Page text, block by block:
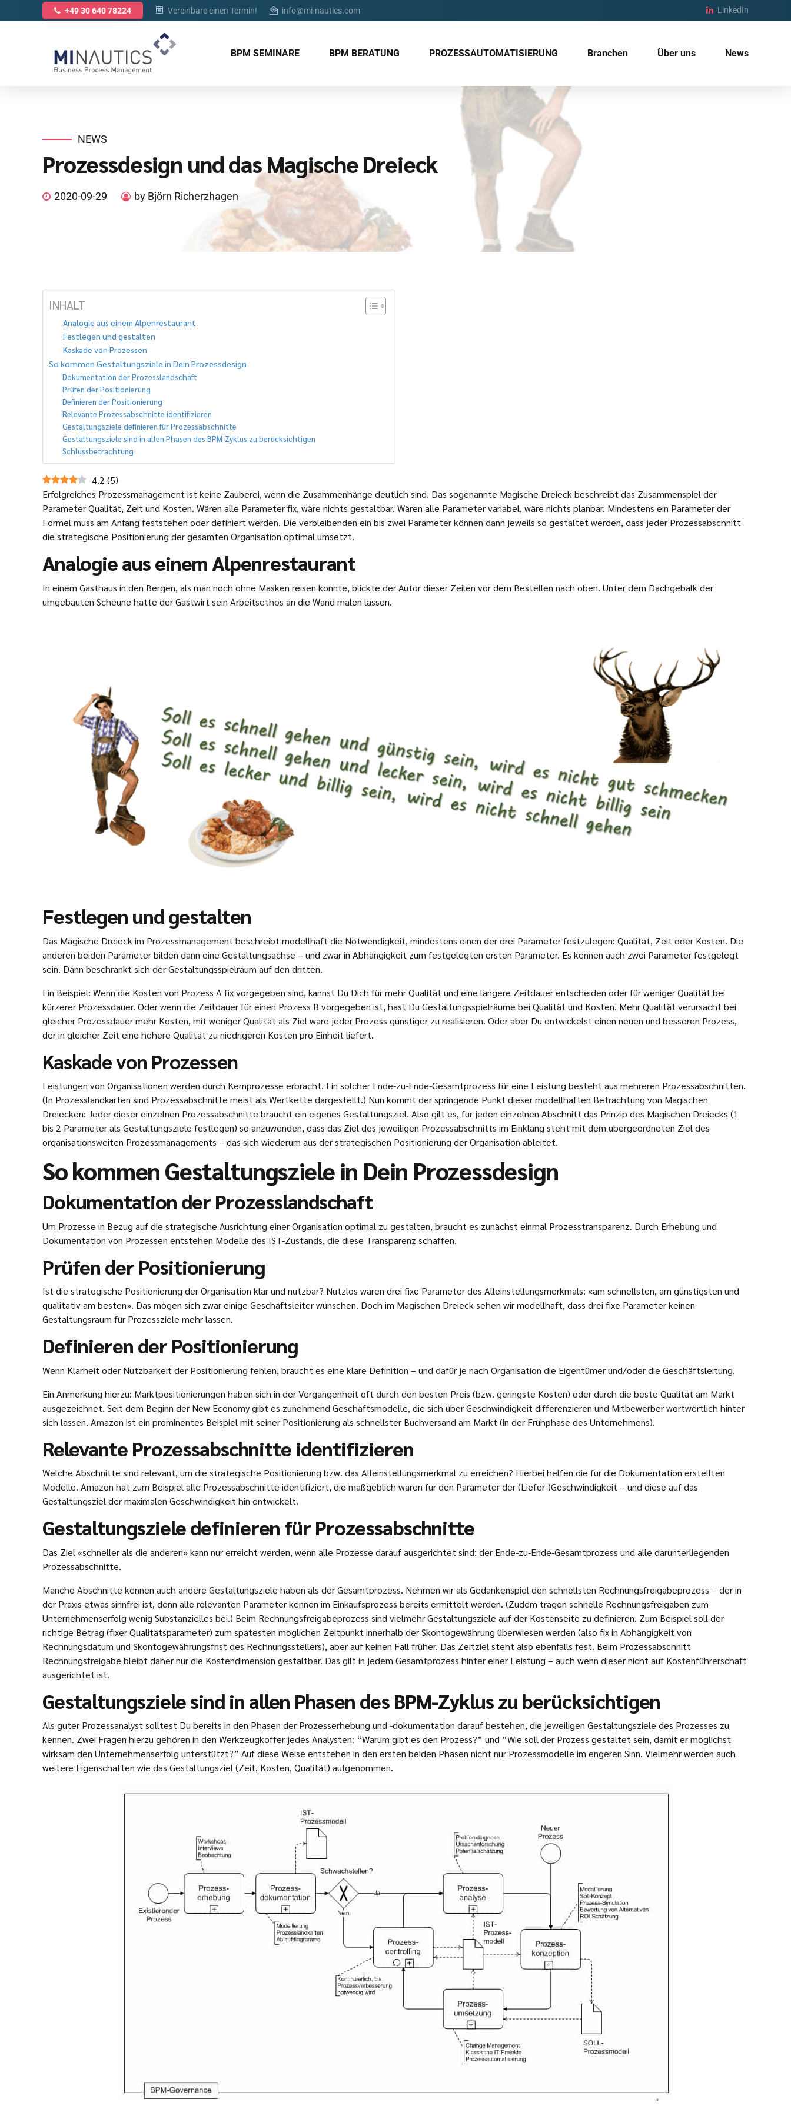
+49 30 640 78224 Vereinbare einen Termin! info@mi-nautics.com LinkedIn
BPM SEMINARE BPM BERATUNG PROZESSAUTOMATISIERUNG Branchen Über uns News
NEWS
Prozessdesign und das Magische Dreieck
2020-09-29 by Björn Richerzhagen
INHALT
Analogie aus einem Alpenrestaurant
Festlegen und gestalten
Kaskade von Prozessen
So kommen Gestaltungsziele in Dein Prozessdesign
Dokumentation der Prozesslandschaft
Prüfen der Positionierung
Definieren der Positionierung
Relevante Prozessabschnitte identifizieren
Gestaltungsziele definieren für Prozessabschnitte
Gestaltungsziele sind in allen Phasen des BPM-Zyklus zu berücksichtigen
Schlussbetrachtung
4.2 (5)
Erfolgreiches Prozessmanagement ist keine Zauberei, wenn die Zusammenhänge deutlich sind. Das sogenannte Magische Dreieck beschreibt das Zusammenspiel der
Parameter Qualität, Zeit und Kosten. Wären alle Parameter fix, wäre nichts gestaltbar. Wären alle Parameter variabel, wäre nichts planbar. Mindestens ein Parameter der
Formel muss am Anfang feststehen oder definiert werden. Die verbleibenden ein bis zwei Parameter können dann jeweils so gestaltet werden, dass jeder Prozessabschnitt
die strategische Positionierung der gesamten Organisation optimal umsetzt.
Analogie aus einem Alpenrestaurant
In einem Gasthaus in den Bergen, als man noch ohne Masken reisen konnte, blickte der Autor dieser Zeilen vor dem Bestellen nach oben. Unter dem Dachgebälk der
umgebauten Scheune hatte der Gastwirt sein Arbeitsethos an die Wand malen lassen.
Festlegen und gestalten
Das Magische Dreieck im Prozessmanagement beschreibt modellhaft die Notwendigkeit, mindestens einen der drei Parameter festzulegen: Qualität, Zeit oder Kosten. Die
anderen beiden Parameter bilden dann eine Gestaltungsachse – und zwar in Abhängigkeit zum festgelegten ersten Parameter. Es können auch zwei Parameter festgelegt
sein. Dann beschränkt sich der Gestaltungsspielraum auf den dritten.
Ein Beispiel: Wenn die Kosten von Prozess A fix vorgegeben sind, kannst Du Dich für mehr Qualität und eine längere Zeitdauer entscheiden oder für weniger Qualität bei
kürzerer Prozessdauer. Oder wenn die Zeitdauer für einen Prozess B vorgegeben ist, hast Du Gestaltungsspielräume bei Qualität und Kosten. Mehr Qualität verursacht bei
gleicher Prozessdauer mehr Kosten, mit weniger Qualität als Ziel wäre jeder Prozess günstiger zu realisieren. Oder aber Du entwickelst einen neuen und besseren Prozess,
der in gleicher Zeit eine höhere Qualität zu niedrigeren Kosten pro Einheit liefert.
Kaskade von Prozessen
Leistungen von Organisationen werden durch Kernprozesse erbracht. Ein solcher Ende-zu-Ende-Gesamtprozess für eine Leistung besteht aus mehreren Prozessabschnitten.
(In Prozesslandkarten sind Prozessabschnitte meist als Wertkette dargestellt.) Nun kommt der springende Punkt dieser modellhaften Betrachtung von Magischen
Dreiecken: Jeder dieser einzelnen Prozessabschnitte braucht ein eigenes Gestaltungsziel. Also gilt es, für jeden einzelnen Abschnitt das Prinzip des Magischen Dreiecks (1
bis 2 Parameter als Gestaltungsziele festlegen) so anzuwenden, dass das Ziel des jeweiligen Prozessabschnitts im Einklang steht mit dem übergeordneten Ziel des
organisationsweiten Prozessmanagements – das sich wiederum aus der strategischen Positionierung der Organisation ableitet.
So kommen Gestaltungsziele in Dein Prozessdesign
Dokumentation der Prozesslandschaft
Um Prozesse in Bezug auf die strategische Ausrichtung einer Organisation optimal zu gestalten, braucht es zunächst einmal Prozesstransparenz. Durch Erhebung und
Dokumentation von Prozessen entstehen Modelle des IST-Zustands, die diese Transparenz schaffen.
Prüfen der Positionierung
Ist die strategische Positionierung der Organisation klar und nutzbar? Nutzlos wären drei fixe Parameter des Alleinstellungsmerkmals: «am schnellsten, am günstigsten und
qualitativ am besten». Das mögen sich zwar einige Geschäftsleiter wünschen. Doch im Magischen Dreieck sehen wir modellhaft, dass drei fixe Parameter keinen
Gestaltungsraum für Prozessziele mehr lassen.
Definieren der Positionierung
Wenn Klarheit oder Nutzbarkeit der Positionierung fehlen, braucht es eine klare Definition – und dafür je nach Organisation die Eigentümer und/oder die Geschäftsleitung.
Ein Anmerkung hierzu: Marktpositionierungen haben sich in der Vergangenheit oft durch den besten Preis (bzw. geringste Kosten) oder durch die beste Qualität am Markt
ausgezeichnet. Seit dem Beginn der New Economy gibt es zunehmend Geschäftsmodelle, die sich über Geschwindigkeit differenzieren und Mitbewerber wortwörtlich hinter
sich lassen. Amazon ist ein prominentes Beispiel mit seiner Positionierung als schnellster Buchversand am Markt (in der Frühphase des Unternehmens).
Relevante Prozessabschnitte identifizieren
Welche Abschnitte sind relevant, um die strategische Positionierung bzw. das Alleinstellungsmerkmal zu erreichen? Hierbei helfen die für die Dokumentation erstellten
Modelle. Amazon hat zum Beispiel alle Prozessabschnitte identifiziert, die maßgeblich waren für den Parameter der (Liefer-)Geschwindigkeit – und diese auf das
Gestaltungsziel der maximalen Geschwindigkeit hin entwickelt.
Gestaltungsziele definieren für Prozessabschnitte
Das Ziel «schneller als die anderen» kann nur erreicht werden, wenn alle Prozesse darauf ausgerichtet sind: der Ende-zu-Ende-Gesamtprozess und alle darunterliegenden
Prozessabschnitte.
Manche Abschnitte können auch andere Gestaltungsziele haben als der Gesamtprozess. Nehmen wir als Gedankenspiel den schnellsten Rechnungsfreigabeprozess – der in
der Praxis etwas sinnfrei ist, denn alle relevanten Parameter können im Einkaufsprozess bereits ermittelt werden. (Zudem tragen schnelle Rechnungsfreigaben zum
Unternehmenserfolg wenig Substanzielles bei.) Beim Rechnungsfreigabeprozess sind vielmehr Gestaltungsziele auf der Kostenseite zu definieren. Zum Beispiel soll der
richtige Betrag (fixer Qualitätsparameter) zum spätesten möglichen Zeitpunkt innerhalb der Skontogewährung überwiesen werden (also fix in Abhängigkeit von
Rechnungsdatum und Skontogewährungsfrist des Rechnungsstellers), aber auf keinen Fall früher. Das Zeitziel steht also ebenfalls fest. Beim Prozessabschnitt
Rechnungsfreigabe bleibt daher nur die Kostendimension gestaltbar. Das gilt in jedem Gesamtprozess hinter einer Leistung – auch wenn dieser nicht auf Kostenführerschaft
ausgerichtet ist.
Gestaltungsziele sind in allen Phasen des BPM-Zyklus zu berücksichtigen
Als guter Prozessanalyst solltest Du bereits in den Phasen der Prozesserhebung und -dokumentation darauf bestehen, die jeweiligen Gestaltungsziele des Prozesses zu
kennen. Zwei Fragen hierzu gehören in den Werkzeugkoffer jedes Analysten: “Warum gibt es den Prozess?” und “Wie soll der Prozess gestaltet sein, damit er möglichst
wirksam den Unternehmenserfolg unterstützt?” Auf diese Weise entstehen in den ersten beiden Phasen nicht nur Prozessmodelle im engeren Sinn. Vielmehr werden auch
weitere Eigenschaften wie das Gestaltungsziel (Zeit, Kosten, Qualität) aufgenommen.